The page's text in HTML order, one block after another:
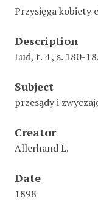
Przysięga kobiety
Description
Lud, t. 4 , s. 180-
Subject
przesądy i
Creator
Allerhand L.
Date
1898